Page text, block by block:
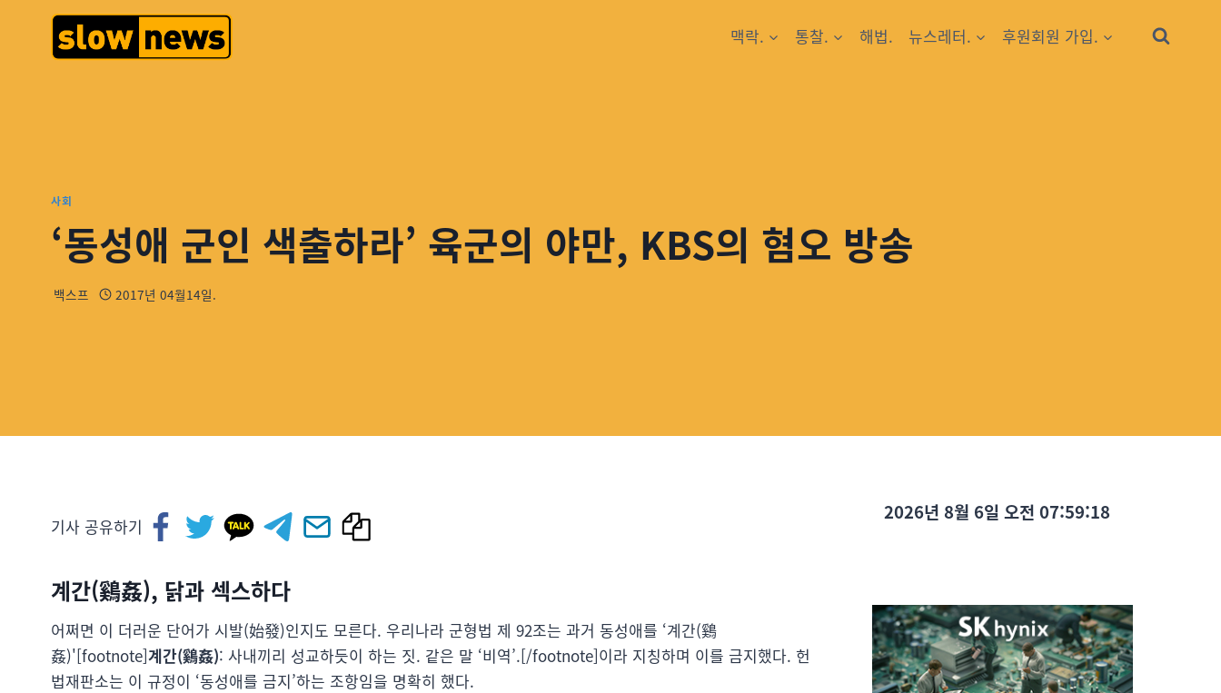
맥락. 통찰. 해법. 뉴스레터. 후원회원 가입.
사회
‘동성애 군인 색출하라’ 육군의 야만, KBS의 혐오 방송
백스프 2017년 04월14일.
기사 공유하기
계간(鷄姦), 닭과 섹스하다
어쩌면 이 더러운 단어가 시발(始發)인지도 모른다. 우리나라 군형법 제 92조는 과거 동성애를 ‘계간(鷄
姦)'[footnote]계간(鷄姦): 사내끼리 성교하듯이 하는 짓. 같은 말 ‘비역’.[/footnote]이라 지칭하며 이를 금지했다. 헌
법재판소는 이 규정이 ‘동성애를 금지’하는 조항임을 명확히 했다.
2026년 8월 6일 오전 07:59:19